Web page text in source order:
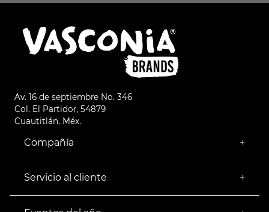
Av. 16 de septiembre No. 346
Col. El Partidor, 54879
Cuautitlán, Méx.
Compañía +
Empresa Socialmente Responsable
Servicio al cliente +
Facturación
Devoluciones